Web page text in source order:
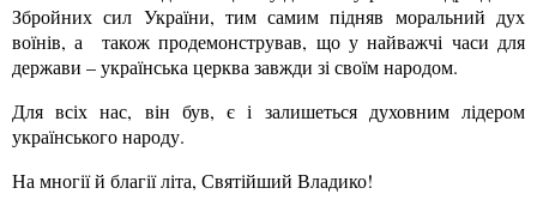
Збройних сил України, тим самим підняв моральний дух
воїнів, а також продемонстрував, що у найважчі часи для
держави – українська церква завжди зі своїм народом.
Для всіх нас, він був, є і залишеться духовним лідером
українського народу.
На многії й благії літа, Святійший Владико!